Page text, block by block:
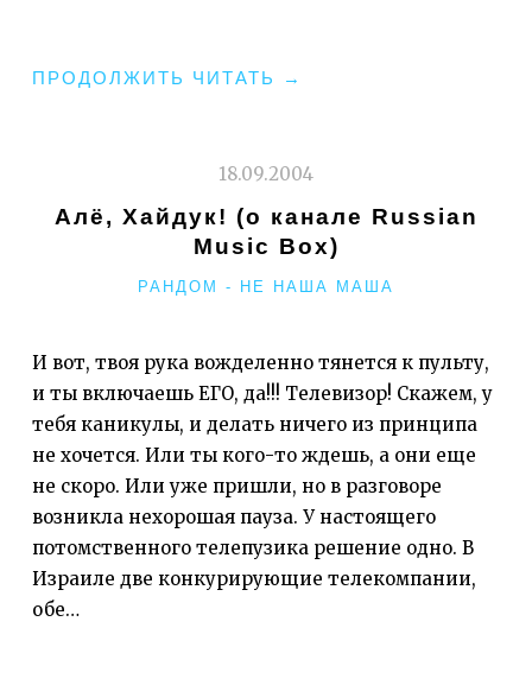
ПРОДОЛЖИТЬ ЧИТАТЬ
"СТИШАТА
→
18.09.2004
Алё, Хайдук! (о канале Russian
Music Box)
РУБРИКИ
РАНДОМ - НЕ НАША МАША
И вот, твоя рука вожделенно тянется к пульту,
и ты включаешь ЕГО, да!!! Телевизор! Скажем, у
тебя каникулы, и делать ничего из принципа
не хочется. Или ты кого-то ждешь, а они еще
не скоро. Или уже пришли, но в разговоре
возникла нехорошая пауза. У настоящего
потомственного телепузика решение одно. В
Израиле две конкурирующие телекомпании,
обе…